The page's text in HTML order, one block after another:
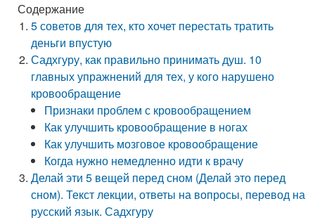
Содержание
5 советов для тех, кто хочет перестать тратить
деньги впустую
Садхгуру, как правильно принимать душ. 10
главных упражнений для тех, у кого нарушено
кровообращение
Признаки проблем с кровообращением
Как улучшить кровообращение в ногах
Как улучшить мозговое кровообращение
Когда нужно немедленно идти к врачу
Делай эти 5 вещей перед сном (Делай это перед
сном). Текст лекции, ответы на вопросы, перевод на
русский язык. Садхгуру